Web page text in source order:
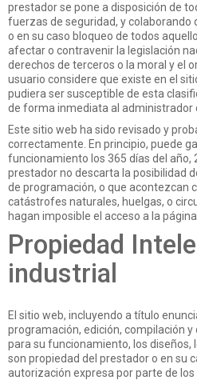
prestador se pone a disposición de
fuerzas de seguridad, y colaborando
o en su caso bloqueo de todos
afectar o contravenir la legislación
derechos de terceros o la moral y el
usuario considere que existe en el
pudiera ser susceptible de esta
de forma inmediata al administrador
Este sitio web ha sido revisado y
correctamente. En principio, puede
funcionamiento los 365 días del año,
prestador no descarta la posibilidad
de programación, o que acontezcan
catástrofes naturales, huelgas, o
hagan imposible el acceso a la página
Propiedad
industrial
El sitio web, incluyendo a título
programación, edición, compilación
para su funcionamiento, los
son propiedad del prestador o en su
autorización expresa por parte de